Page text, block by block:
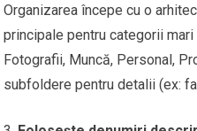
Organizarea începe cu o
principale pentru categorii
Fotografii, Muncă, Personal,
subfoldere pentru detalii (ex: